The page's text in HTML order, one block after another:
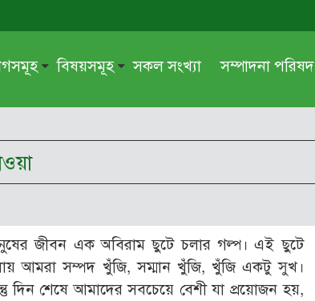
কুরআন
প্রসঙ্গ
ভাবনা
বিষয়সমূহ
পরকাল
নীতি-নৈতিকতা
সকল সংখ্যা সম্পাদনা পরিষদ
জীবন এক অবিরাম ছুটে চলার গল্প। এই ছুটে
আমরা সম্পদ খুঁজি, সম্মান খুঁজি, খুঁজি একটু সুখ।
দিন শেষে আমাদের সবচেয়ে বেশী যা প্রয়োজন হয়,